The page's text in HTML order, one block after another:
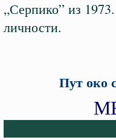
„Серпико” из 1973.
личности.
Пут око